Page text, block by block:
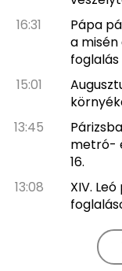
16:31
Pápa
a
foglalás
15:01
13:45
metró-
16.
13:08
XIV.